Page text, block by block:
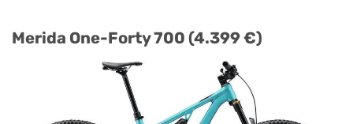
Merida One-Forty 700 (4.399 €)